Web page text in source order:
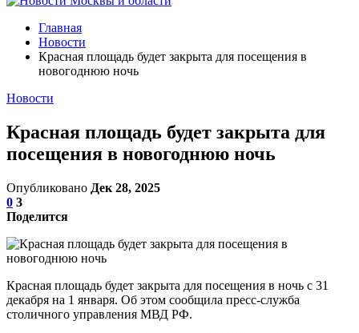
Главная
Новости
Красная площадь будет закрыта для посещения в
новогоднюю ночь
Новости
Красная площадь будет закрыта для
посещения в новогоднюю ночь
Опубликовано Дек 28, 2025
0 3
Поделится
Красная площадь будет закрыта для посещения в ночь с 31
декабря на 1 января. Об этом сообщила пресс-служба
столичного управления МВД РФ.